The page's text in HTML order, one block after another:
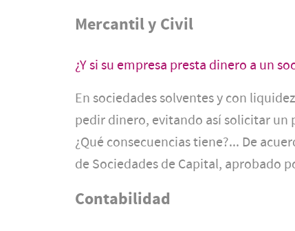
Mercantil y Civil
¿Y si su empresa presta dinero a un
En sociedades solventes y con
pedir dinero, evitando así solicitar un
¿Qué consecuencias tiene?... De
de Sociedades de Capital, aprobado
Contabilidad